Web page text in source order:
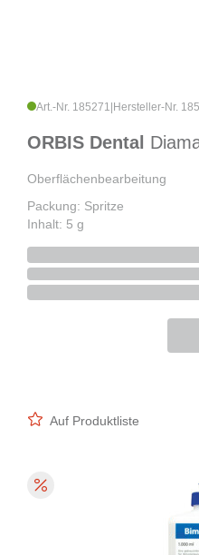
Art.-Nr. 185271 Hersteller-Nr.
ORBIS Dental
Oberflächenbearbeitung
Packung: Spritze
Inhalt: 5 g
Auf Produktliste